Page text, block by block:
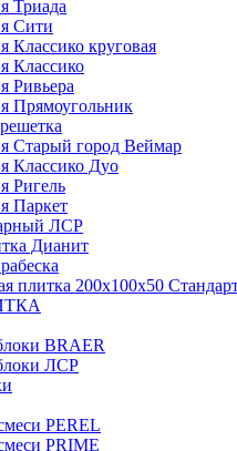
Триада
Сити
Классико круговая
Классико
Ривьера
Прямоугольник
Старый город Веймар
Классико Дуо
Ригель
Паркет
ЛСР
Дианит
плитка 200х100х50
BRAER
ЛСР
PEREL
PRIME